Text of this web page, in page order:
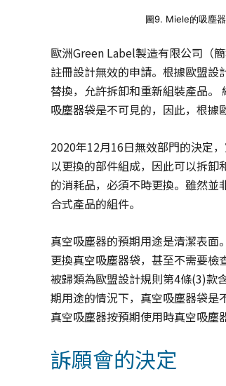
圖9. Miele的吸塵
歐洲Green Label製造有限公司（
註冊設計無效的申請。根據歐盟
替換，允許拆卸和重新組裝產品
吸塵器袋是不可見的，因此，根據
2020年12月16日無效部門的決定
以更換的部件組成，因此可以拆
的消耗品，必須不時更換。雖然
合式產品的組件。
真空吸塵器的預期用途是清潔表
更換真空吸塵器袋，甚至不需要
被歸類為歐盟設計規則第4條(3)款
期用途的情況下，真空吸塵器袋是
真空吸塵器按預期使用時真空吸塵
訴願會的決定